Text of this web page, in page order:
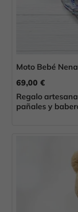
Moto Bebé Nena
69,00 €
Regalo
pañales y